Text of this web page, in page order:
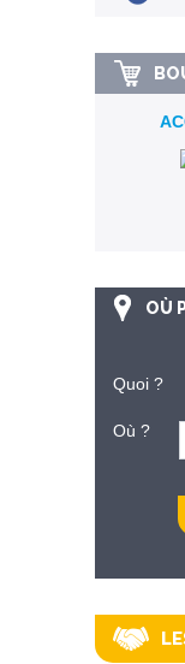
OÙ
Quoi ?
Où ?